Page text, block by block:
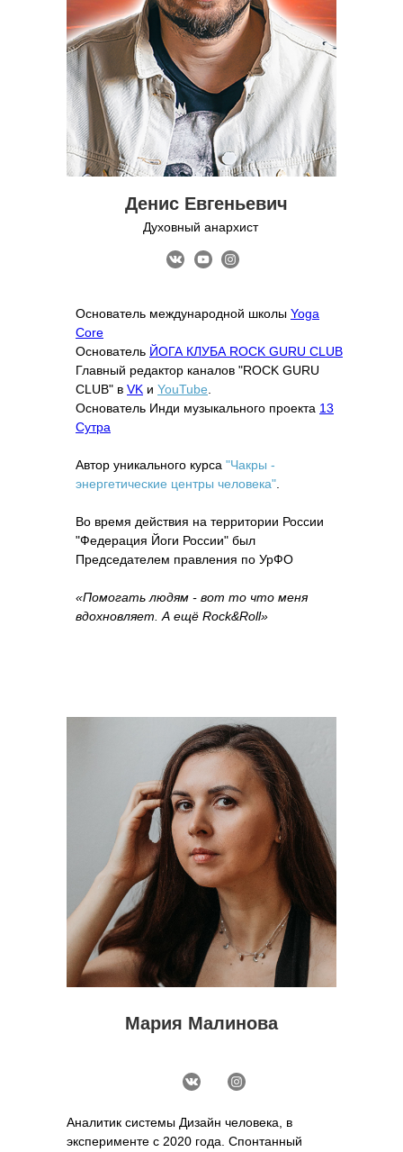
Основатель международной школы Yoga
Core
Основатель ЙОГА КЛУБА ROCK GURU CLUB
Главный редактор каналов "ROCK GURU
CLUB" в VK и YouTube
Основатель Инди музыкального проекта 13
Сутра
Автор уникального курса "Чакры -
энергетические центры человека"
Во время действия на территории России
"Федерация Йоги России" был
Председателем правления по УрФО
«Помогать людям - вот то что меня
вдохновляет. А ещё Rock&Roll»
Денис Евгеньевич
Духовный анархист
Аналитик системы Дизайн человека, в
эксперименте с 2020 года. Спонтанный
Мария Малинова